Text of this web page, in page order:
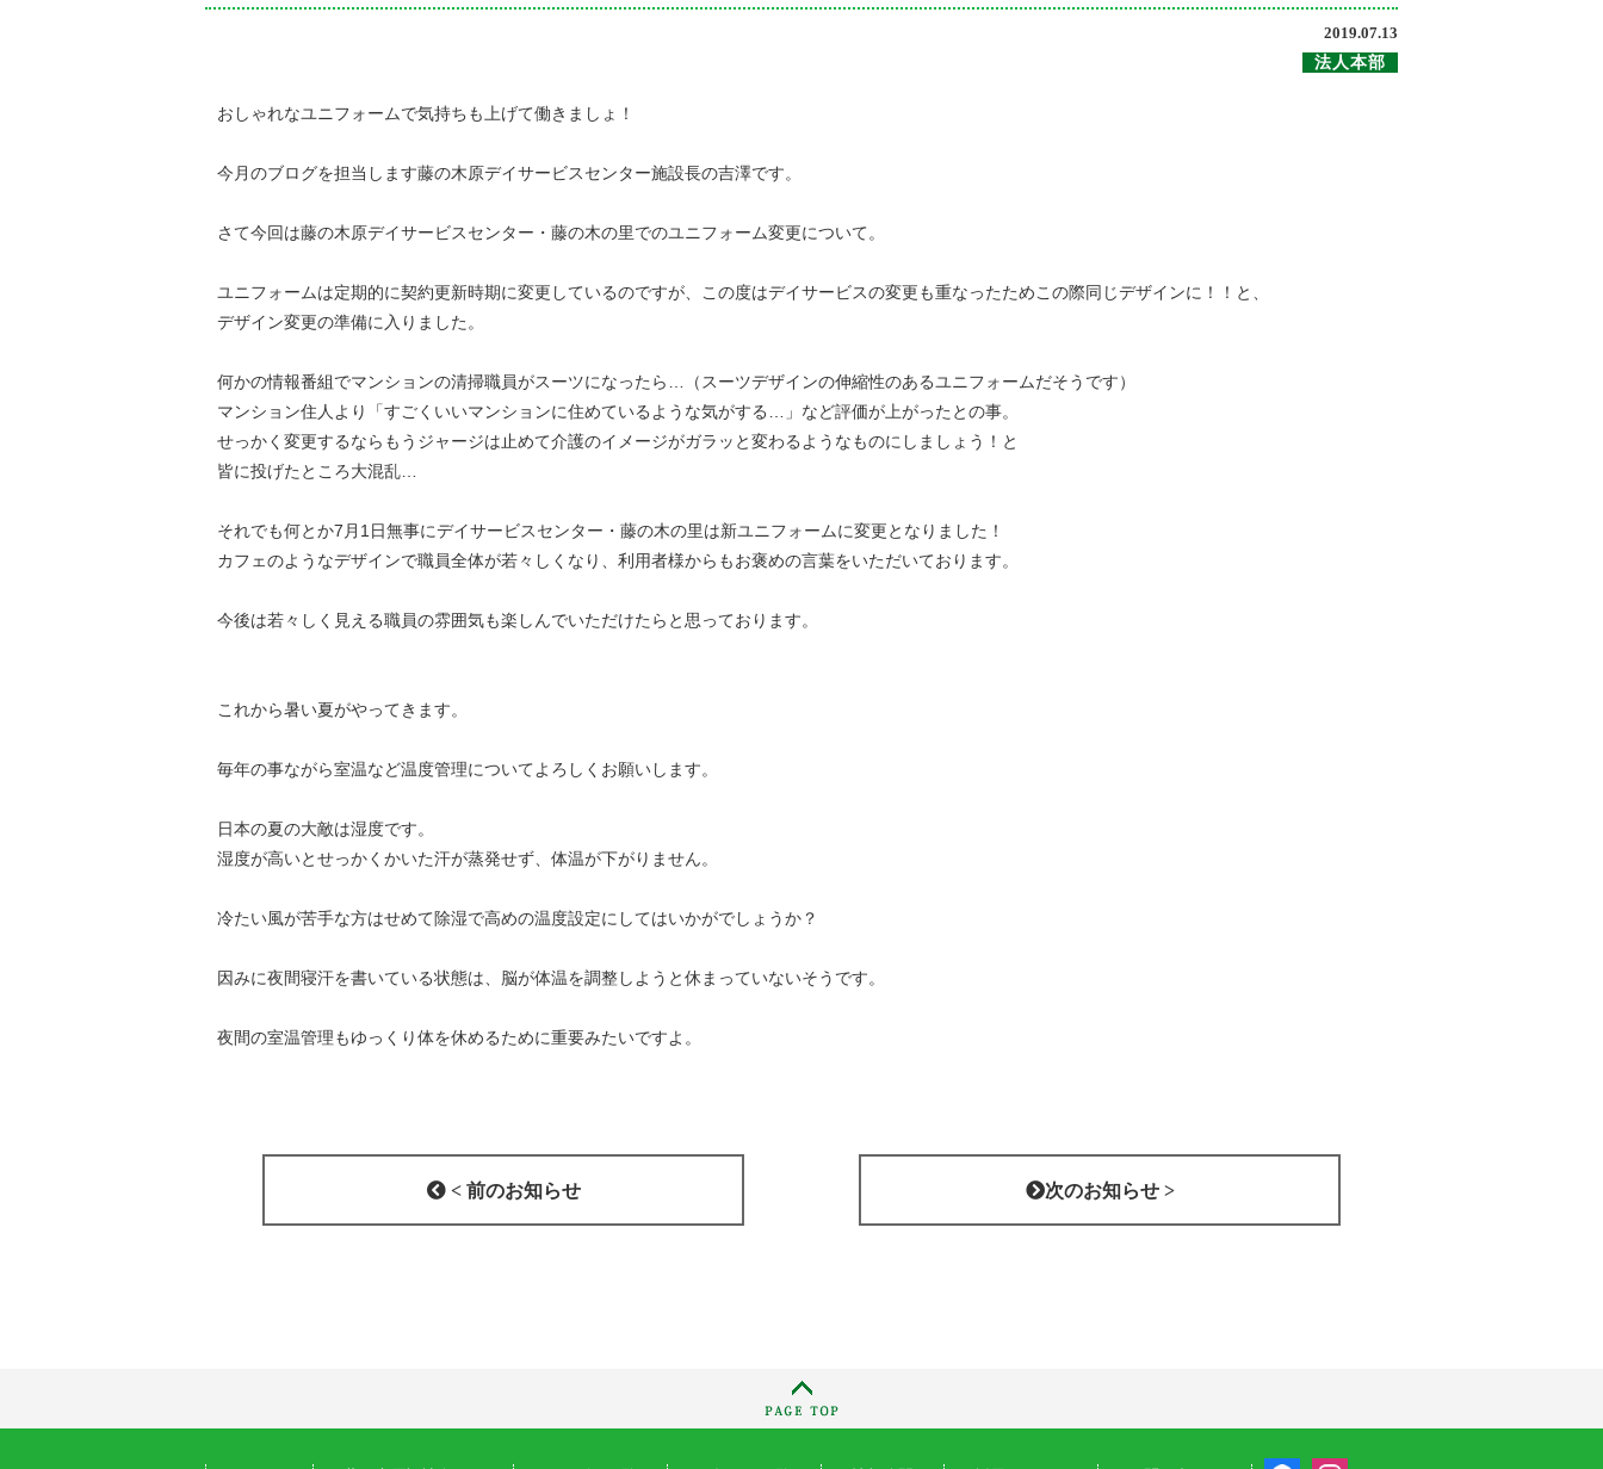
2019.07.13
法人本部
おしゃれなユニフォームで気持ちも上げて働きましょ！
今月のブログを担当します藤の木原デイサービスセンター施設長の吉澤です。
さて今回は藤の木原デイサービスセンター・藤の木の里でのユニフォーム変更について。
ユニフォームは定期的に契約更新時期に変更しているのですが、この度はデイサービスの変更も重なったためこの際同じデザインに！！と、
デザイン変更の準備に入りました。
何かの情報番組でマンションの清掃職員がスーツになったら…（スーツデザインの伸縮性のあるユニフォームだそうです）
マンション住人より「すごくいいマンションに住めているような気がする…」など評価が上がったとの事。
せっかく変更するならもうジャージは止めて介護のイメージがガラッと変わるようなものにしましょう！と
皆に投げたところ大混乱…
それでも何とか7月1日無事にデイサービスセンター・藤の木の里は新ユニフォームに変更となりました！
カフェのようなデザインで職員全体が若々しくなり、利用者様からもお褒めの言葉をいただいております。
今後は若々しく見える職員の雰囲気も楽しんでいただけたらと思っております。
これから暑い夏がやってきます。
毎年の事ながら室温など温度管理についてよろしくお願いします。
日本の夏の大敵は湿度です。
湿度が高いとせっかくかいた汗が蒸発せず、体温が下がりません。
冷たい風が苦手な方はせめて除湿で高めの温度設定にしてはいかがでしょうか？
因みに夜間寝汗を書いている状態は、脳が体温を調整しようと休まっていないそうです。
夜間の室温管理もゆっくり体を休めるために重要みたいですよ。
< 前のお知らせ 次のお知らせ >